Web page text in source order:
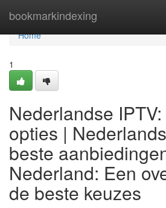
bookmarkindexing
Home
Home
1
Nederlandse
opties |
beste
Nederland: Een
de beste keuzes